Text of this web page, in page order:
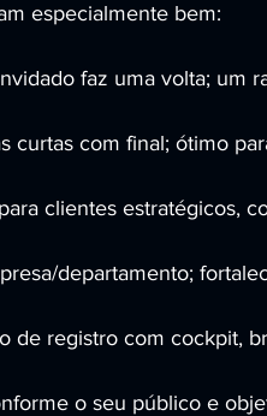
especialmente bem:
faz uma volta; um
curtas com final; ótimo
clientes estratégicos,
departamento;
de registro com cockpit,
o seu público e